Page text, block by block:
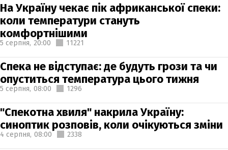
На Україну чекає пік африканської спеки:
коли температури стануть
комфортнішими
5 серпня, 20:00 11221
Спека не відступає: де будуть грози та чи
опуститься температура цього тижня
5 серпня, 08:00 1296
"Спекотна хвиля" накрила Україну:
синоптик розповів, коли очікуються зміни
4 серпня, 08:00 2338